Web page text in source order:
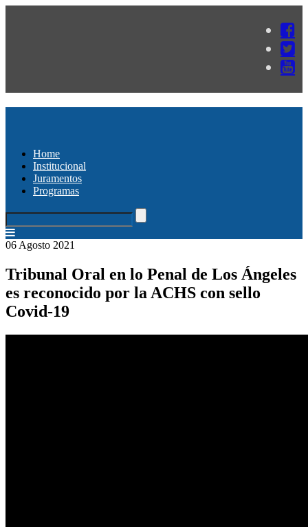
Home
Institucional
Juramentos
Programas
06 Agosto 2021
Tribunal Oral en lo Penal de Los Ángeles
es reconocido por la ACHS con sello
Covid-19